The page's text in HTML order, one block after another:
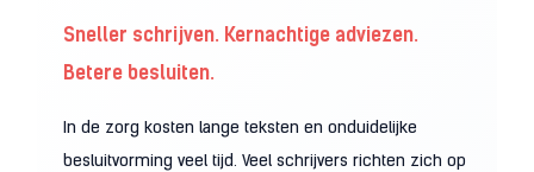
Sneller schrijven. Kernachtige adviezen.
Betere besluiten.
In de zorg kosten lange teksten en onduidelijke
besluitvorming veel tijd. Veel schrijvers richten zich op